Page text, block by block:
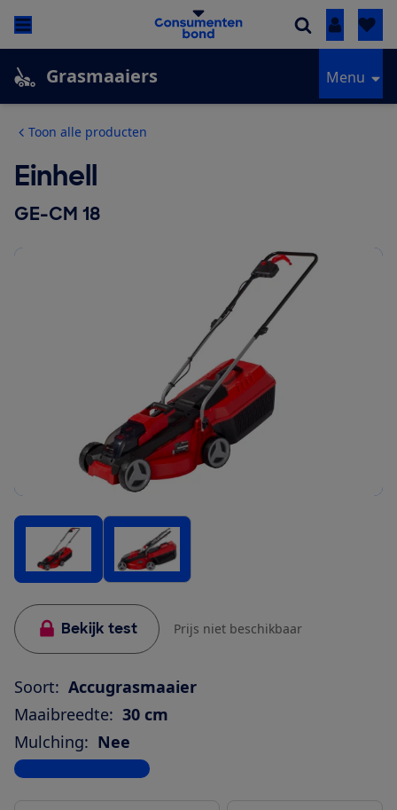
Inloggen
Grasmaaiers Menu
Toon alle producten
Einhell
GE-CM 18
Bekijk test Prijs niet beschikbaar
Soort: Accugrasmaaier
Maaibreedte: 30 cm
Mulching: Nee
Bekijk alle specificaties